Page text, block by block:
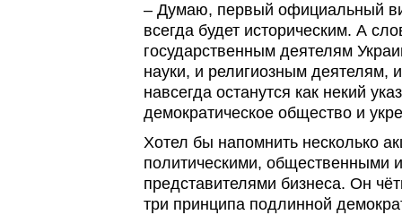
– Думаю, первый официальный
всегда будет историческим. А
государственным деятелям
науки, и религиозным деятелям,
навсегда останутся как некий
демократическое общество и
Хотел бы напомнить несколько
политическими, общественными
представителями бизнеса. Он
три принципа подлинной